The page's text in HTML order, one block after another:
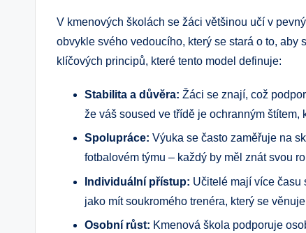
V kmenových školách se žáci většinou učí v
obvykle svého vedoucího, který se stará o to,
klíčových principů, které tento model definuje:
Stabilita a důvěra: Žáci se znají, což
že váš soused ve třídě je ochranným
Spolupráce: Výuka se často zaměřuje na
fotbalovém týmu – každý by měl znát svou
Individuální přístup: Učitelé mají více času
jako mít soukromého trenéra, který se
Osobní růst: Kmenová škola podporuje